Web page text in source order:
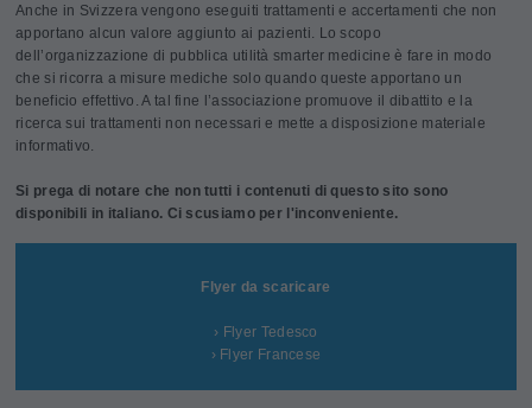
Anche in Svizzera vengono eseguiti trattamenti e accertamenti che non
apportano alcun valore aggiunto ai pazienti. Lo scopo
dell’organizzazione di pubblica utilità smarter medicine è fare in modo
che si ricorra a misure mediche solo quando queste apportano un
beneficio effettivo. A tal fine l’associazione promuove il dibattito e la
ricerca sui trattamenti non necessari e mette a disposizione materiale
informativo.
Si prega di notare che non tutti i contenuti di questo sito sono
disponibili in italiano. Ci scusiamo per l'inconveniente.
Flyer da scaricare
› Flyer Tedesco
› Flyer Francese